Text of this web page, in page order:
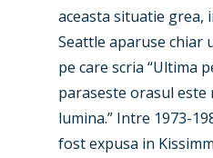
aceasta situatie grea,
Seattle aparuse chiar
pe care scria “Ultima
paraseste orasul este
lumina.” Intre 1973-
fost expusa in